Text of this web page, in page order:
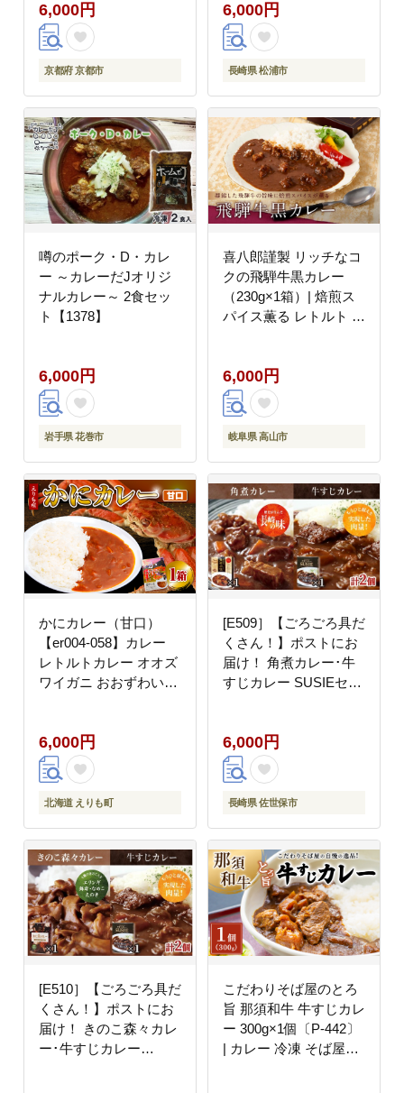
せ 通販 送料無料 ふる
さと納税 ］
6,000円
京都府 京都市
6,000円
長崎県 松浦市
噂のポーク・D・カレ
ー ～カレーだJオリジ
ナルカレー～ 2食セッ
ト【1378】
6,000円
岩手県 花巻市
喜八郎謹製 リッチなコ
クの飛騨牛黒カレー
（230g×1箱）| 焙煎ス
パイス薫る レトルト カ
EN001
6,000円
岐阜県 高山市
かにカレー（甘口）
【er004-058】カレー
レトルトカレー オオズ
ワイガニ おおずわいが
い 大ずわいがに ズワイ
ガニ ずわいがに ずわい
蟹 ズワイ 蟹 カニ かに
保存食 常温配送 北海道
町
6,000円
北海道 えりも町
[E509］【ごろごろ具だ
くさん！】ポストにお
届け！ 角煮カレー･牛
すじカレー SUSIEセッ
角煮 長崎 防災食 非常
食
6,000円
長崎県 佐世保市
[E510］【ごろごろ具だ
くさん！】ポストにお
届け！ きのこ森々カレ
ー･牛すじカレー
こだわりそば屋のとろ
旨 那須和牛 牛すじカレ
ー 300g×1個〔P-442〕
| カレー 冷凍 そば屋の